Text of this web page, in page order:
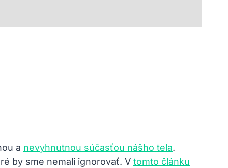
a nevyhnutnou súčasťou nášho tela.
by sme nemali ignorovať. V tomto článku